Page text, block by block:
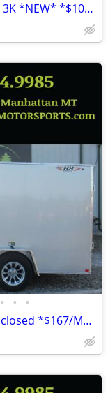
2026 Silverwing 82"x14' All Aluminum 3K *NEW* *$104/Month OAC $0 Down*
• • •
2026 H&H 84"x12' Flat Top V-Nose Enclosed *$167/Month OAC $0 Down*